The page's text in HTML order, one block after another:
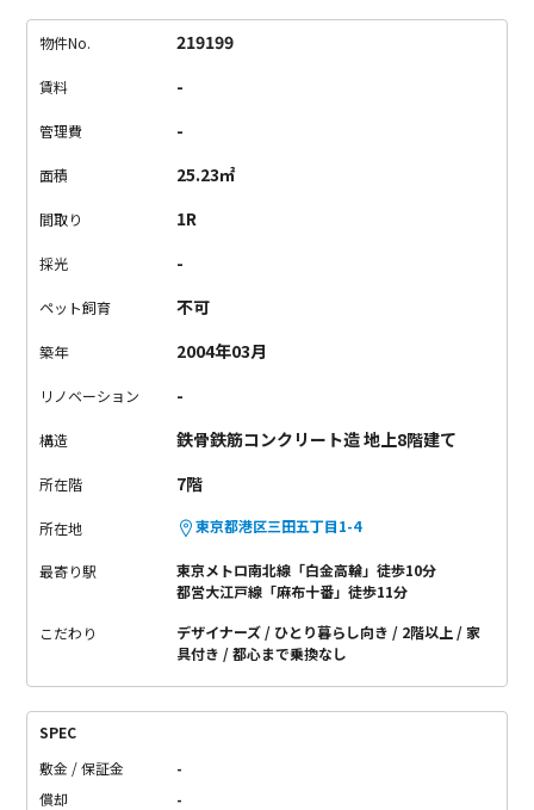
みたい人必見ですよ。
物件No. 219199
賃料 -
管理費 -
面積 25.23㎡
間取り 1R
採光 -
ペット飼育 不可
築年 2004年03月
リノベーション -
構造 鉄骨鉄筋コンクリート造 地上8階建て
所在階 7階
所在地 東京都港区三田五丁目1-4
最寄り駅
東京メトロ南北線「白金高輪」徒歩10分
都営大江戸線「麻布十番」徒歩11分
こだわり デザイナーズ ひとり暮らし向き 2階以上
家
具付き
都心まで乗換なし
SPEC
敷金 / 保証金
-
償却
-